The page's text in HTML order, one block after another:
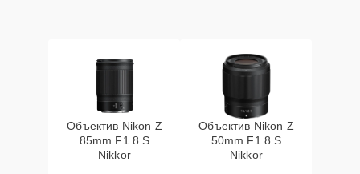
Объектив Nikon Z
85mm F1.8 S
Nikkor
Объектив Nikon Z
50mm F1.8 S
Nikkor